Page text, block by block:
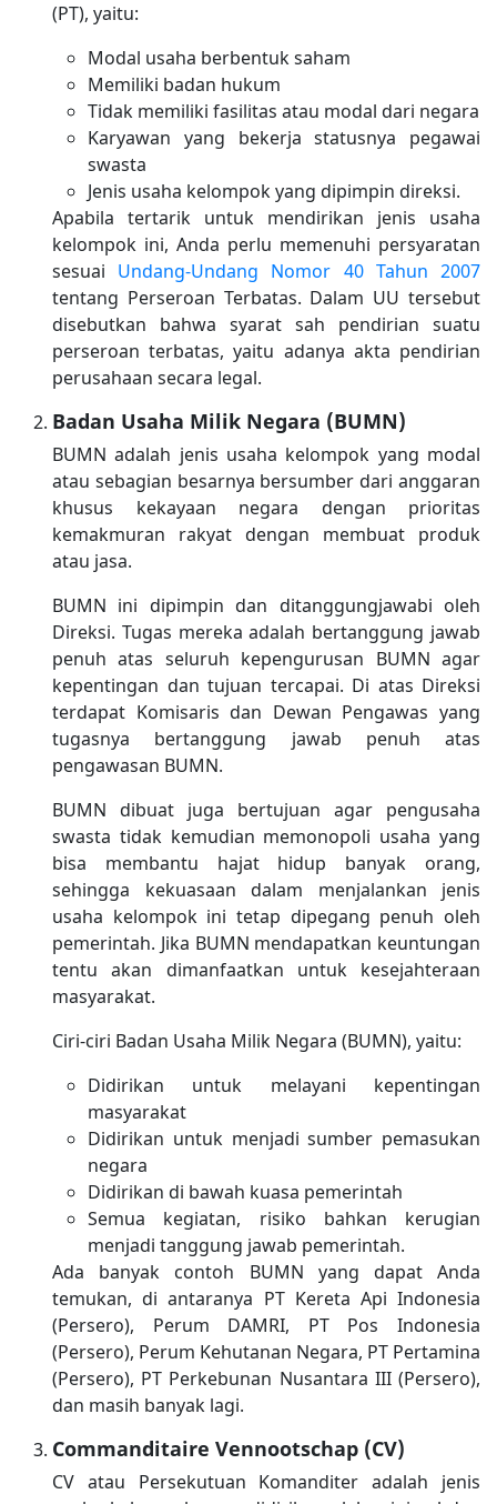
(PT), yaitu:
Modal usaha berbentuk saham
Memiliki badan hukum
Tidak memiliki fasilitas atau modal dari negara
Karyawan yang bekerja statusnya pegawai
swasta
Jenis usaha kelompok yang dipimpin direksi.
Apabila tertarik untuk mendirikan jenis usaha
kelompok ini, Anda perlu memenuhi persyaratan
sesuai Undang-Undang Nomor 40 Tahun 2007
tentang Perseroan Terbatas. Dalam UU tersebut
disebutkan bahwa syarat sah pendirian suatu
perseroan terbatas, yaitu adanya akta pendirian
perusahaan secara legal.
Badan Usaha Milik Negara (BUMN)
BUMN adalah jenis usaha kelompok yang modal
atau sebagian besarnya bersumber dari anggaran
khusus kekayaan negara dengan prioritas
kemakmuran rakyat dengan membuat produk
atau jasa.
BUMN ini dipimpin dan ditanggungjawabi oleh
Direksi. Tugas mereka adalah bertanggung jawab
penuh atas seluruh kepengurusan BUMN agar
kepentingan dan tujuan tercapai. Di atas Direksi
terdapat Komisaris dan Dewan Pengawas yang
tugasnya bertanggung jawab penuh atas
pengawasan BUMN.
BUMN dibuat juga bertujuan agar pengusaha
swasta tidak kemudian memonopoli usaha yang
bisa membantu hajat hidup banyak orang,
sehingga kekuasaan dalam menjalankan jenis
usaha kelompok ini tetap dipegang penuh oleh
pemerintah. Jika BUMN mendapatkan keuntungan
tentu akan dimanfaatkan untuk kesejahteraan
masyarakat.
Ciri-ciri Badan Usaha Milik Negara (BUMN), yaitu:
Didirikan untuk melayani kepentingan
masyarakat
Didirikan untuk menjadi sumber pemasukan
negara
Didirikan di bawah kuasa pemerintah
Semua kegiatan, risiko bahkan kerugian
menjadi tanggung jawab pemerintah.
Ada banyak contoh BUMN yang dapat Anda
temukan, di antaranya PT Kereta Api Indonesia
(Persero), Perum DAMRI, PT Pos Indonesia
(Persero), Perum Kehutanan Negara, PT Pertamina
(Persero), PT Perkebunan Nusantara III (Persero),
dan masih banyak lagi.
Commanditaire Vennootschap (CV)
CV atau Persekutuan Komanditer adalah jenis